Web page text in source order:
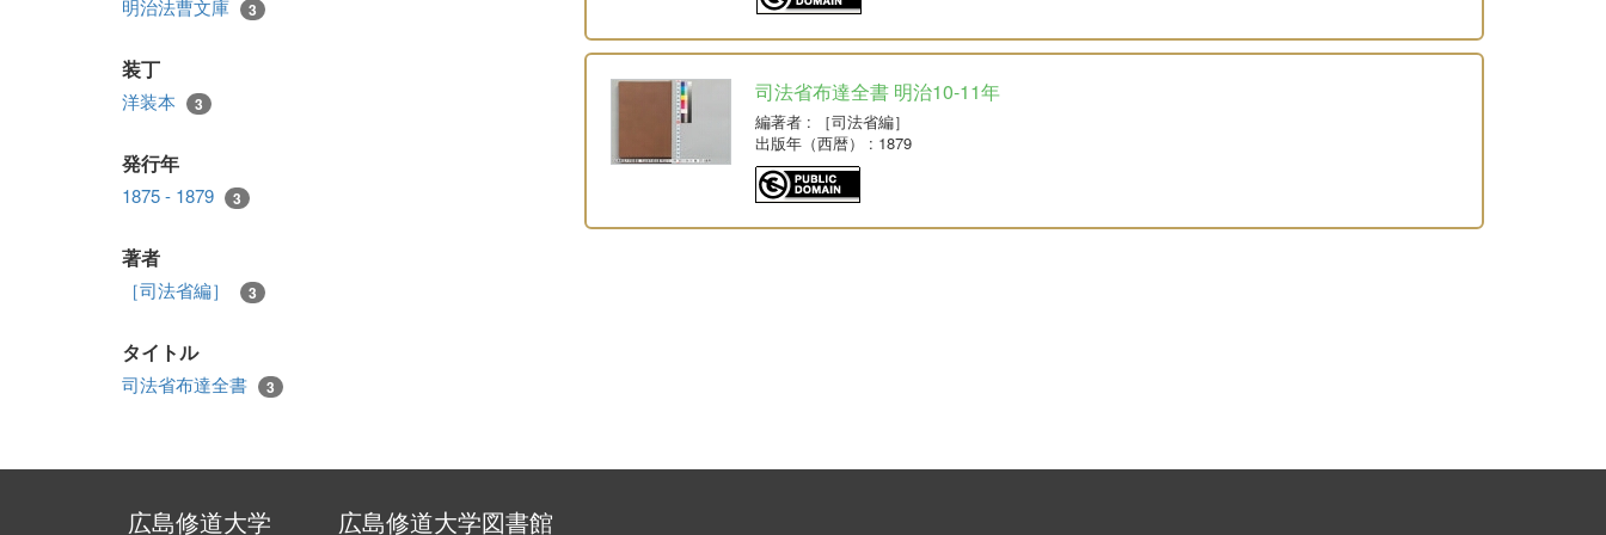
明治法曹文庫 3
装丁
洋装本 3
発行年
1875 - 1879 3
著者
［司法省編］ 3
タイトル
司法省布達全書 3
司法省布達全書 明治10-11年
編著者: ［司法省編］
出版年（西暦）
: 1879
広島修道大学 広島修道大学図書館